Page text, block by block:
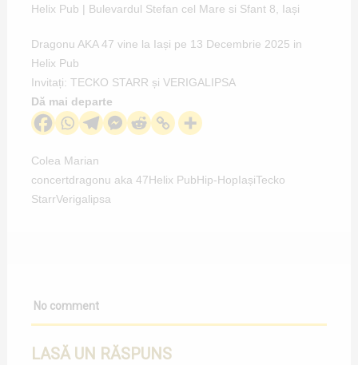
Helix Pub | Bulevardul Stefan cel Mare si Sfant 8, Iași
Dragonu AKA 47 vine la Iași pe 13 Decembrie 2025 in
Helix Pub
Invitați: TECKO STARR și VERIGALIPSA
Dă mai departe
Colea Marian
concertdragonu aka 47Helix PubHip-HopIașiTecko
StarrVerigalipsa
No comment
LASĂ UN RĂSPUNS